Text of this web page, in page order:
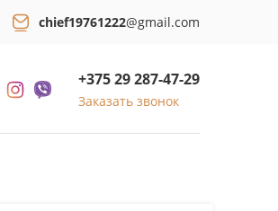
chief19761222@gmail.com
+375 29 287-47-29
Заказать звонок